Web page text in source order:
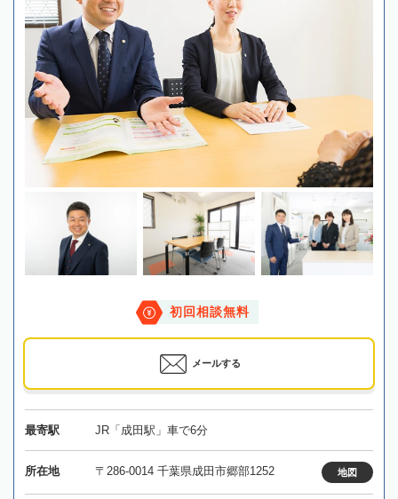
初回相談無料
メールする
最寄駅 JR「成田駅」車で6分
所在地 〒286-0014 千葉県成田市郷部1252 地図